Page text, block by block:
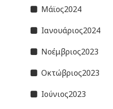
Μάϊος2024
Ιανουάριος2024
Νοέμβριος2023
Οκτώβριος2023
Ιούνιος2023